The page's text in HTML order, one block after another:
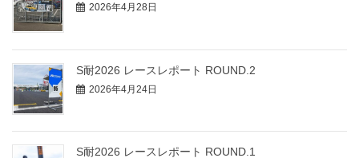
2026年4月28日
S耐2026 レースレポート ROUND.2
2026年4月24日
S耐2026 レースレポート ROUND.1